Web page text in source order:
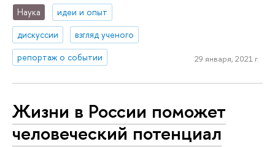
Наука
идеи и опыт
дискуссии
взгляд ученого
репортаж о событии
29 января, 2021 г.
Жизни в России поможет
человеческий потенциал